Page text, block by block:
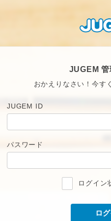
JUGEM
おかえりなさい！今す
JUGEM ID
パスワード
ログイン